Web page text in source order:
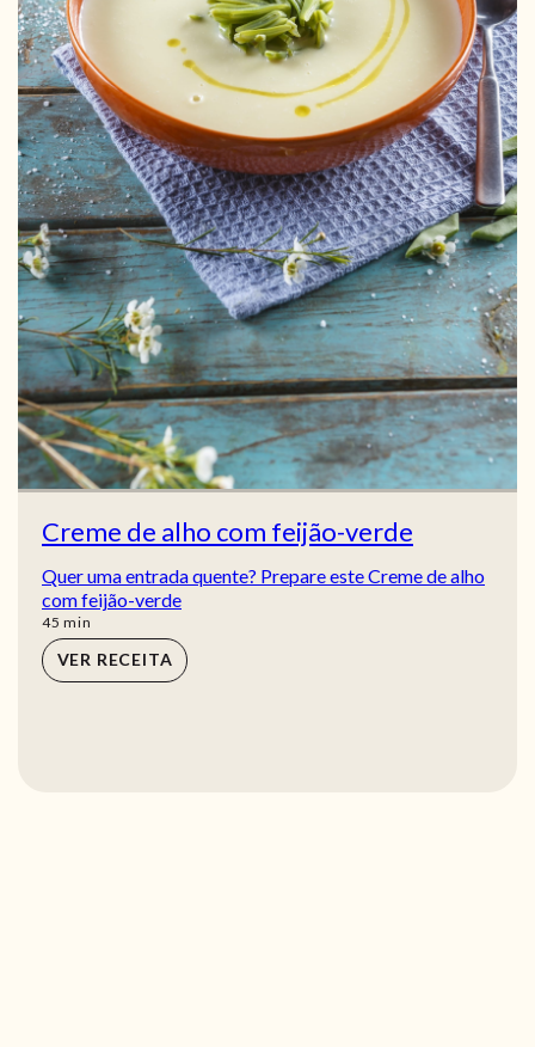
Creme de alho com feijão-verde
Quer uma entrada quente? Prepare este Creme de alho
com feijão-verde
45 min
min
VER RECEITA